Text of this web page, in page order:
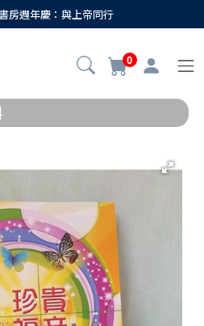
房週年慶：與上帝同行
0